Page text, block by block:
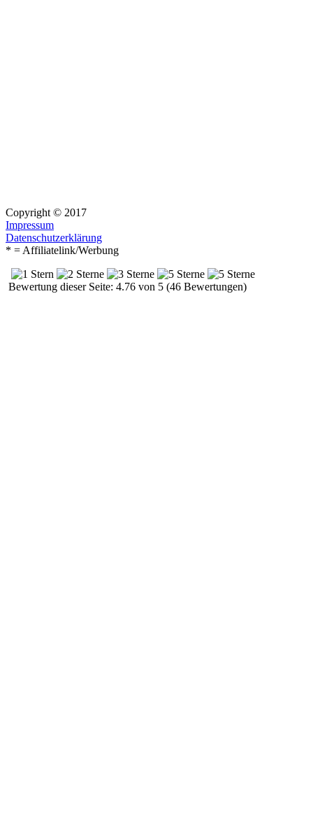
Copyright © 2017
Impressum
Datenschutzerklärung
* = Affiliatelink/Werbung
Bewertung dieser Seite: 4.76 von 5 (46 Bewertungen)